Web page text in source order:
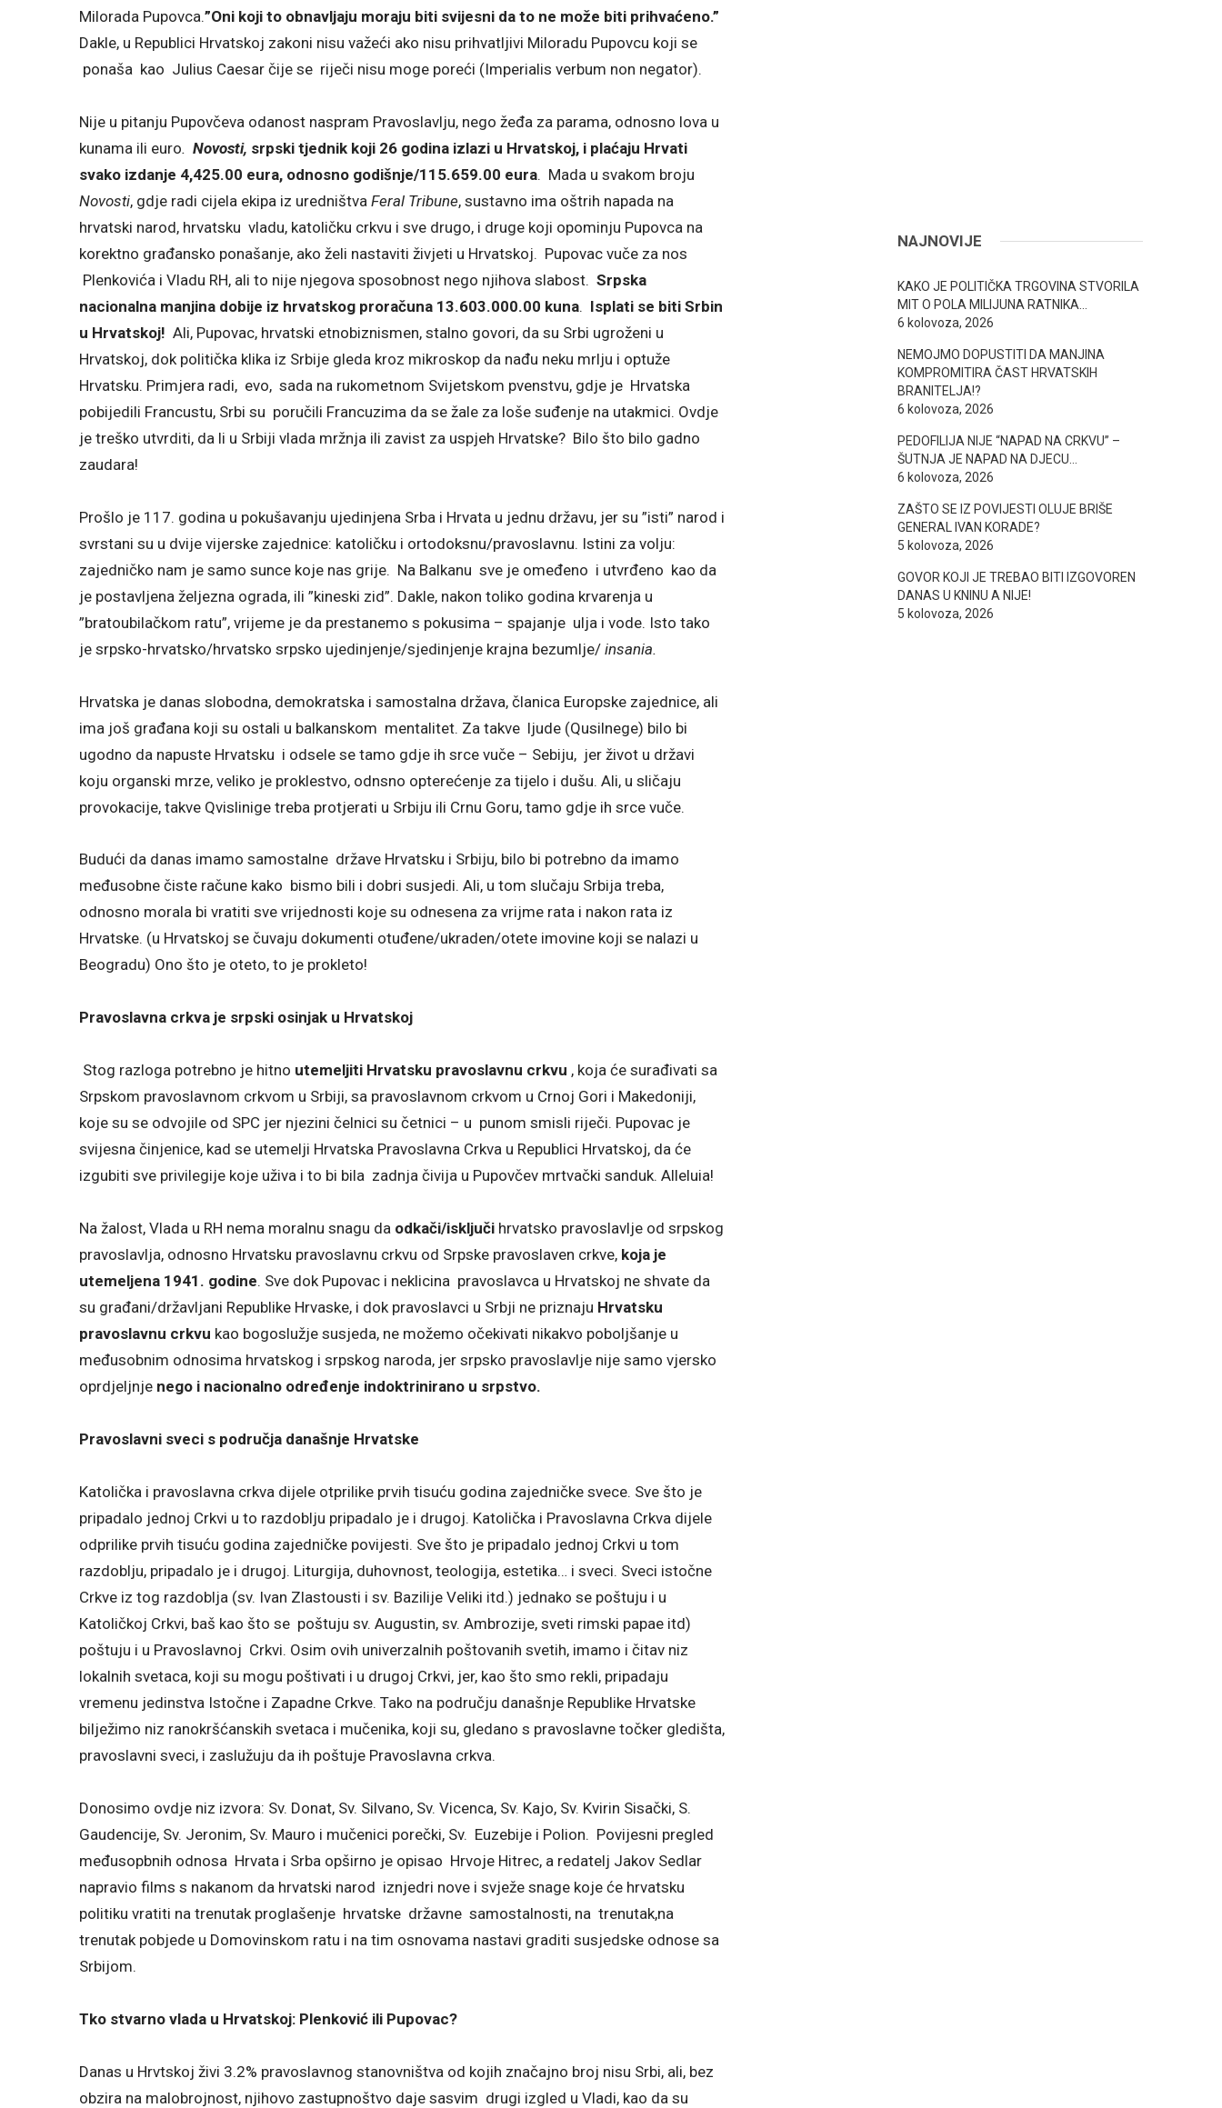
Milorada Pupovca.”Oni koji to obnavljaju moraju biti svijesni da to ne može biti prihvaćeno.”
Dakle, u Republici Hrvatskoj zakoni nisu važeći ako nisu prihvatljivi Miloradu Pupovcu koji se
ponaša kao Julius Caesar čije se riječi nisu moge poreći (Imperialis verbum non negator).
Nije u pitanju Pupovčeva odanost naspram Pravoslavlju, nego žeđa za parama, odnosno lova u
kunama ili euro. Novosti, srpski tjednik koji 26 godina izlazi u Hrvatskoj, i plaćaju Hrvati
svako izdanje 4,425.00 eura, odnosno godišnje/115.659.00 eura. Mada u svakom broju
Novosti, gdje radi cijela ekipa iz uredništva Feral Tribune, sustavno ima oštrih napada na
hrvatski narod, hrvatsku vladu, katoličku crkvu i sve drugo, i druge koji opominju Pupovca na
korektno građansko ponašanje, ako želi nastaviti živjeti u Hrvatskoj. Pupovac vuče za nos
Plenkovića i Vladu RH, ali to nije njegova sposobnost nego njihova slabost. Srpska
nacionalna manjina dobije iz hrvatskog proračuna 13.603.000.00 kuna. Isplati se biti Srbin
u Hrvatskoj! Ali, Pupovac, hrvatski etnobiznismen, stalno govori, da su Srbi ugroženi u
Hrvatskoj, dok politička klika iz Srbije gleda kroz mikroskop da nađu neku mrlju i optuže
Hrvatsku. Primjera radi, evo, sada na rukometnom Svijetskom pvenstvu, gdje je Hrvatska
pobijedili Francustu, Srbi su poručili Francuzima da se žale za loše suđenje na utakmici. Ovdje
je treško utvrditi, da li u Srbiji vlada mržnja ili zavist za uspjeh Hrvatske? Bilo što bilo gadno
zaudara!
Prošlo je 117. godina u pokušavanju ujedinjena Srba i Hrvata u jednu državu, jer su ”isti” narod i
svrstani su u dvije vijerske zajednice: katoličku i ortodoksnu/pravoslavnu. Istini za volju:
zajedničko nam je samo sunce koje nas grije. Na Balkanu sve je omeđeno i utvrđeno kao da
je postavljena željezna ograda, ili ”kineski zid”. Dakle, nakon toliko godina krvarenja u
”bratoubilačkom ratu”, vrijeme je da prestanemo s pokusima – spajanje ulja i vode. Isto tako
je srpsko-hrvatsko/hrvatsko srpsko ujedinjenje/sjedinjenje krajna bezumlje/ insania.
Hrvatska je danas slobodna, demokratska i samostalna država, članica Europske zajednice, ali
ima još građana koji su ostali u balkanskom mentalitet. Za takve ljude (Qusilnege) bilo bi
ugodno da napuste Hrvatsku i odsele se tamo gdje ih srce vuče – Sebiju, jer život u državi
koju organski mrze, veliko je proklestvo, odnsno opterećenje za tijelo i dušu. Ali, u sličaju
provokacije, takve Qvislinige treba protjerati u Srbiju ili Crnu Goru, tamo gdje ih srce vuče.
Budući da danas imamo samostalne države Hrvatsku i Srbiju, bilo bi potrebno da imamo
međusobne čiste račune kako bismo bili i dobri susjedi. Ali, u tom slučaju Srbija treba,
odnosno morala bi vratiti sve vrijednosti koje su odnesena za vrijme rata i nakon rata iz
Hrvatske. (u Hrvatskoj se čuvaju dokumenti otuđene/ukraden/otete imovine koji se nalazi u
Beogradu) Ono što je oteto, to je prokleto!
Pravoslavna crkva je srpski osinjak u Hrvatskoj
Stog razloga potrebno je hitno utemeljiti Hrvatsku pravoslavnu crkvu , koja će surađivati sa
Srpskom pravoslavnom crkvom u Srbiji, sa pravoslavnom crkvom u Crnoj Gori i Makedoniji,
koje su se odvojile od SPC jer njezini čelnici su četnici – u punom smisli riječi. Pupovac je
svijesna činjenice, kad se utemelji Hrvatska Pravoslavna Crkva u Republici Hrvatskoj, da će
izgubiti sve privilegije koje uživa i to bi bila zadnja čivija u Pupovčev mrtvački sanduk. Alleluia!
Na žalost, Vlada u RH nema moralnu snagu da odkači/isključi hrvatsko pravoslavlje od srpskog
pravoslavlja, odnosno Hrvatsku pravoslavnu crkvu od Srpske pravoslaven crkve, koja je
utemeljena 1941. godine. Sve dok Pupovac i neklicina pravoslavca u Hrvatskoj ne shvate da
su građani/državljani Republike Hrvaske, i dok pravoslavci u Srbji ne priznaju Hrvatsku
pravoslavnu crkvu kao bogoslužje susjeda, ne možemo očekivati nikakvo poboljšanje u
međusobnim odnosima hrvatskog i srpskog naroda, jer srpsko pravoslavlje nije samo vjersko
oprdjeljnje nego i nacionalno određenje indoktrinirano u srpstvo.
Pravoslavni sveci s područja današnje Hrvatske
Katolička i pravoslavna crkva dijele otprilike prvih tisuću godina zajedničke svece. Sve što je
pripadalo jednoj Crkvi u to razdoblju pripadalo je i drugoj. Katolička i Pravoslavna Crkva dijele
odprilike prvih tisuću godina zajedničke povijesti. Sve što je pripadalo jednoj Crkvi u tom
razdoblju, pripadalo je i drugoj. Liturgija, duhovnost, teologija, estetika… i sveci. Sveci istočne
Crkve iz tog razdoblja (sv. Ivan Zlastousti i sv. Bazilije Veliki itd.) jednako se poštuju i u
Katoličkoj Crkvi, baš kao što se poštuju sv. Augustin, sv. Ambrozije, sveti rimski papae itd)
poštuju i u Pravoslavnoj Crkvi. Osim ovih univerzalnih poštovanih svetih, imamo i čitav niz
lokalnih svetaca, koji su mogu poštivati i u drugoj Crkvi, jer, kao što smo rekli, pripadaju
vremenu jedinstva Istočne i Zapadne Crkve. Tako na području današnje Republike Hrvatske
bilježimo niz ranokršćanskih svetaca i mučenika, koji su, gledano s pravoslavne točker gledišta,
pravoslavni sveci, i zaslužuju da ih poštuje Pravoslavna crkva.
Donosimo ovdje niz izvora: Sv. Donat, Sv. Silvano, Sv. Vicenca, Sv. Kajo, Sv. Kvirin Sisački, S.
Gaudencije, Sv. Jeronim, Sv. Mauro i mučenici porečki, Sv. Euzebije i Polion. Povijesni pregled
međusopbnih odnosa Hrvata i Srba opširno je opisao Hrvoje Hitrec, a redatelj Jakov Sedlar
napravio films s nakanom da hrvatski narod iznjedri nove i svježe snage koje će hrvatsku
politiku vratiti na trenutak proglašenje hrvatske državne samostalnosti, na trenutak,na
trenutak pobjede u Domovinskom ratu i na tim osnovama nastavi graditi susjedske odnose sa
Srbijom.
Tko stvarno vlada u Hrvatskoj: Plenković ili Pupovac?
Danas u Hrvtskoj živi 3.2% pravoslavnog stanovništva od kojih značajno broj nisu Srbi, ali, bez
obzira na malobrojnost, njihovo zastupnoštvo daje sasvim drugi izgled u Vladi, kao da su
NAJNOVIJE
KAKO JE POLITIČKA TRGOVINA STVORILA
MIT O POLA MILIJUNA RATNIKA…
6 kolovoza, 2026
NEMOJMO DOPUSTITI DA MANJINA
KOMPROMITIRA ČAST HRVATSKIH
BRANITELJA!?
6 kolovoza, 2026
PEDOFILIJA NIJE “NAPAD NA CRKVU” –
ŠUTNJA JE NAPAD NA DJECU…
6 kolovoza, 2026
ZAŠTO SE IZ POVIJESTI OLUJE BRIŠE
GENERAL IVAN KORADE?
5 kolovoza, 2026
GOVOR KOJI JE TREBAO BITI IZGOVOREN
DANAS U KNINU A NIJE!
5 kolovoza, 2026